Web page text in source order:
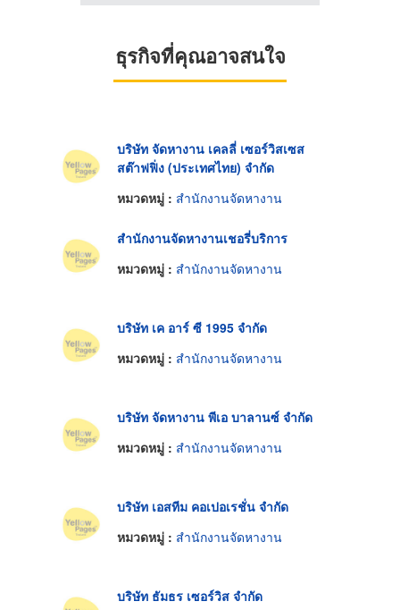
ธุรกิจที่คุณอาจสนใจ
บริษัท จัดหางาน เคลลี่ เซอร์วิสเซส
สต๊าฟฟิ่ง (ประเทศไทย) จำกัด
หมวดหมู่ : สำนักงานจัดหางาน
สำนักงานจัดหางานเชอรี่บริการ
หมวดหมู่ : สำนักงานจัดหางาน
บริษัท เค อาร์ ซี 1995 จำกัด
หมวดหมู่ : สำนักงานจัดหางาน
บริษัท จัดหางาน พีเอ บาลานซ์ จำกัด
หมวดหมู่ : สำนักงานจัดหางาน
บริษัท เอสทีม คอเปอเรชั่น จำกัด
หมวดหมู่ : สำนักงานจัดหางาน
บริษัท ธัมธร เซอร์วิส จำกัด